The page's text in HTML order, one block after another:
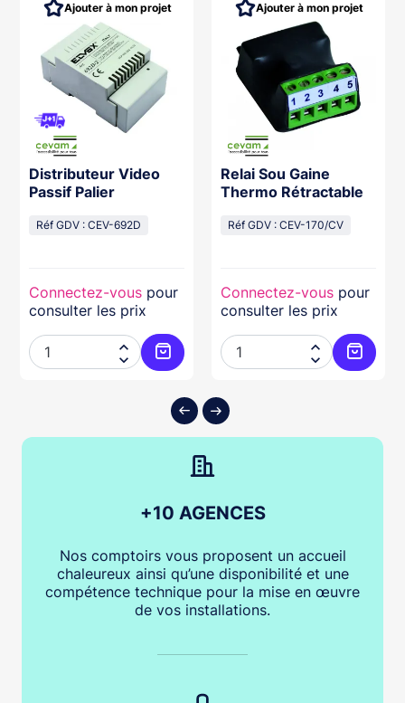
au panier
Distributeur Video
Passif Palier
Réf GDV : CEV-692D
Connectez-vous pour
consulter les prix


Ajouter au panier
Ajouter à mon projet
Relai Sou Gaine
Thermo Rétractable
Réf GDV : CEV-170/CV
Connectez-vous pour
consulter les prix


Ajouter à mon projet
+10 AGENCES
Nos comptoirs vous proposent un accueil
chaleureux ainsi qu’une disponibilité et une
compétence technique pour la mise en œuvre
de vos installations.